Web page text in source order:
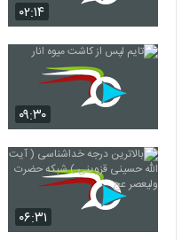
۰۲:۱۴
۰۹:۳۰
۰۶:۳۱